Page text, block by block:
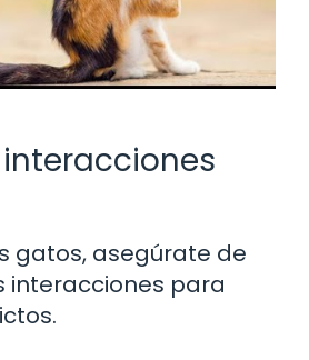
gatos, asegúrate de
interacciones para